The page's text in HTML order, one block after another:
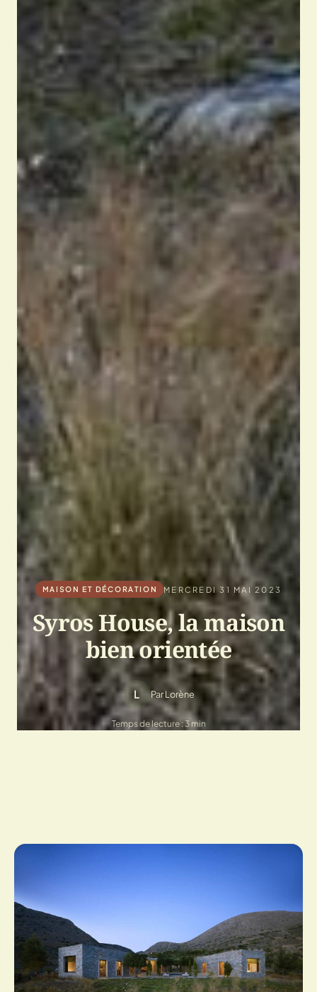
MAISON ET DÉCORATION MERCREDI 31 MAI 2023
Syros House, la maison
bien orientée
L Par Lorène
Temps de lecture : 3 min